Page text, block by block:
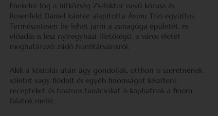
Énekelni fog a hitközség Zs-Faktor nevű kórusa és
Rosenfeld Dániel kántor alapította Ávinu Trió együttes.
Természetesen be lehet járni a zsinagóga épületét, és
előadás is lesz nyíregyházi illetőségű, a város életét
meghatározó zsidó honfitársainkról.
Akik a kóstolás után úgy gondolják, otthon is szeretnének
sóletet vagy flódnit és egyéb finomságot készíteni,
recepteket és hasznos tanácsokat is kaphatnak a finom
falatok mellé.